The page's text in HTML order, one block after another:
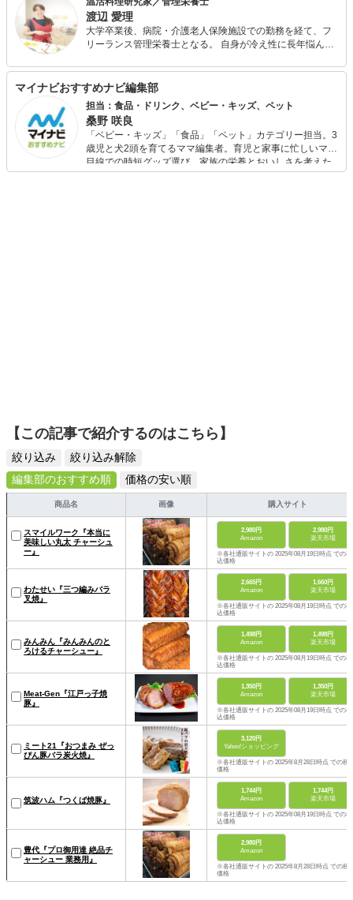
渡辺 愛理
大学卒業後、病院・介護老人保険施設での勤務を経て、フ
リーランス管理栄養士となる。 自身が冷え性に長年悩んで
料理教室講師をメインに、その他レシピ開発やコラム執
筆、栄養士さん向けWebライター講座を行っている。
マイナビおすすめナビ編集部
担当：食品・ドリンク、ベビー・キッズ、ペット
桑野 咲良
「ベビー・キッズ」「食品」「ペット」カテゴリー担当。3
歳児と犬2頭を育てるママ編集者。育児と家事に忙しいママ
目線での時短グッズ選び、家族の栄養とおいしさを考えた
食品選び、束の間のリラックスタイムを楽しむためのスイ
【この記事で紹介するのはこちら】
絞り込み
絞り込み解除
編集部のおすすめ順
価格の安い順
商品名 画像 購入サイト
スマイルワーク『本当に
美味しい丸太 チャーシュ
ー』
2,980円
Amazon
2,980円
楽天市場
※各社通販サイトの 2025年08月19日時点 での税
込価格
わたせい『三つ編みバラ
叉焼』
2,665円
Amazon
1,660円
楽天市場
※各社通販サイトの 2025年08月19日時点 での税
込価格
みんみん『みんみんのと
ろけるチャーシュー』
1,498円
Amazon
1,498円
楽天市場
※各社通販サイトの 2025年08月19日時点 での税
込価格
Meat-Gen『江戸っ子焼
豚』
1,350円
Amazon
1,350円
楽天市場
※各社通販サイトの 2025年08月19日時点 での税
込価格
ミート21『おつまみ ぜっ
ぴん豚バラ炭火焼』
3,120円
Yahoo!ショッピング
※各社通販サイトの 2025年8月28日時点 での税
価格
筑波ハム『つくば焼豚』
1,744円
Amazon
1,744円
楽天市場
※各社通販サイトの 2025年08月19日時点 での税
込価格
豊代『プロ御用達 絶品チ
ャーシュー 業務用』
2,980円
Amazon
※各社通販サイトの 2025年8月28日時点 での税
価格